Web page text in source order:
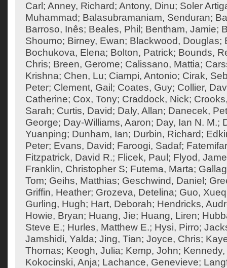
Carl ; Anney, Richard; Antony, Dinu; Soler
Muhammad; Balasubramaniam, Senduran;
Barroso, Inês; Beales, Phil ; Bentham, Jamie;
Shoumo; Birney, Ewan; Blackwood, Douglas;
Bochukova, Elena; Bolton, Patrick; Bounds,
Chris; Breen, Gerome; Calissano, Mattia;
Krishna; Chen, Lu; Ciampi, Antonio; Cirak,
Peter; Clement, Gail ; Coates, Guy; Collier,
Catherine; Cox, Tony; Craddock, Nick;
Sarah; Curtis, David; Daly, Allan; Danecek,
George; Day-Williams, Aaron; Day, Ian N. M.;
Yuanping; Dunham, Ian; Durbin, Richard;
Peter; Evans, David; Faroogi, Sadaf;
Fitzpatrick, David R.; Flicek, Paul ; Flyod,
Franklin, Christopher S; Futema, Marta;
Tom; Geihs, Matthias; Geschwind, Daniel ;
Griffin, Heather; Grozeva, Detelina; Guo,
Gurling, Hugh; Hart, Deborah; Hendricks,
Howie, Bryan; Huang, Jie; Huang, Liren;
Steve E.; Hurles, Matthew E.; Hysi, Pirro;
Jamshidi, Yalda; Jing, Tian; Joyce, Chris;
Thomas; Keogh, Julia; Kemp, John;
Kokocinski, Anja; Lachance, Genevieve;